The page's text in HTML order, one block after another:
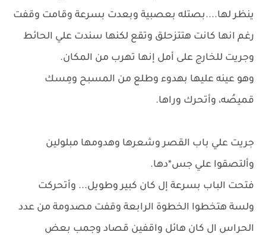
ينظر لها....بصتله بعصبية وبعدت بسرعة وقامت وقفت
رغم انها كانت هتتزحلق وتقع لكنها سندت علي الحائط
وجريت للخارج على أمل إنها تهرب من المكان.
وهو عينه عليها بهدوء وطلع من المسبح ومِسك
قميصُه، وأتحرك وراها.
جريت علي باب القصر وشعرها وهدومها مبلولين
وألتصقوا علي جس*دها.
فتحت الباب بسرعة إل كان كبير وطويل... وأتحركت
ولسة هتخطوا الخطوة الرابعة وقفت مصدومة من عدد
الحراس ال كان هائل واقفين قصاد وجمب بعض